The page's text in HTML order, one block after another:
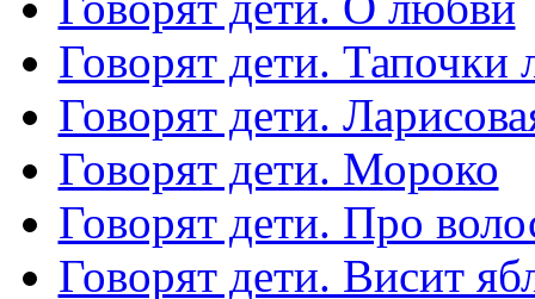
Говорят дети. Тапочки
Говорят дети.
Говорят дети. Мороко
Говорят дети. Про
Говорят дети. Висит